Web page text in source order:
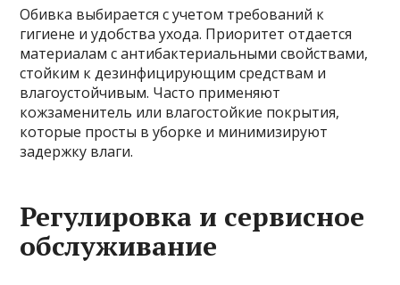
Обивка выбирается с учетом требований к
гигиене и удобства ухода. Приоритет отдается
материалам с антибактериальными свойствами,
стойким к дезинфицирующим средствам и
влагоустойчивым. Часто применяют
кожзаменитель или влагостойкие покрытия,
которые просты в уборке и минимизируют
задержку влаги.
Регулировка и сервисное
обслуживание